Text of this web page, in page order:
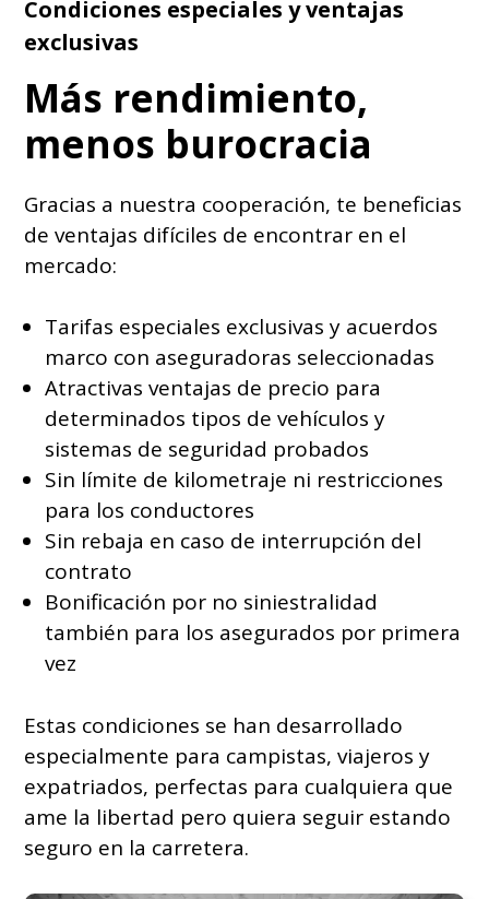
Condiciones especiales y ventajas
exclusivas
Más rendimiento,
menos burocracia
Gracias a nuestra cooperación, te beneficias
de ventajas difíciles de encontrar en el
mercado:
Tarifas especiales exclusivas y acuerdos
marco con aseguradoras seleccionadas
Atractivas ventajas de precio para
determinados tipos de vehículos y
sistemas de seguridad probados
Sin límite de kilometraje ni restricciones
para los conductores
Sin rebaja en caso de interrupción del
contrato
Bonificación por no siniestralidad
también para los asegurados por primera
vez
Estas condiciones se han desarrollado
especialmente para campistas, viajeros y
expatriados, perfectas para cualquiera que
ame la libertad pero quiera seguir estando
seguro en la carretera.